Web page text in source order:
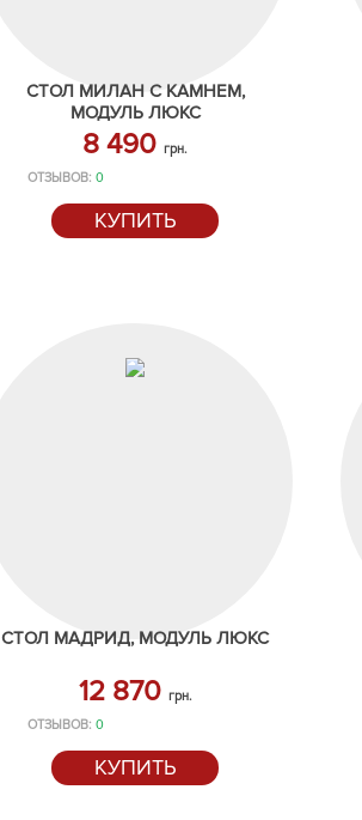
СТОЛ МИЛАН С КАМНЕМ,
МОДУЛЬ ЛЮКС
8 490 грн.
ОТЗЫВОВ: 0
КУПИТЬ
СТОЛ МАДРИД, МОДУЛЬ ЛЮКС
12 870 грн.
ОТЗЫВОВ: 0
КУПИТЬ